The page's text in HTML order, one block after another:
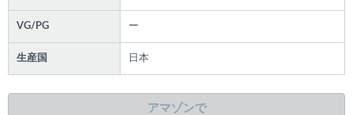
VG/PG ー
生産国 日本
アマゾンで